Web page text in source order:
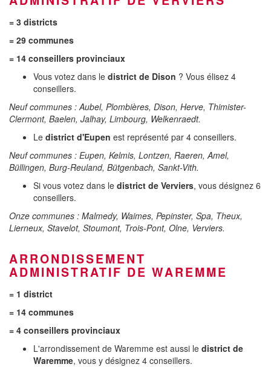
= 3 districts
= 29 communes
= 14 conseillers provinciaux
Vous votez dans le district de Dison ? Vous élisez 4
conseillers.
Neuf communes : Aubel, Plombières, Dison, Herve, Thimister-
Clermont, Baelen, Jalhay, Limbourg, Welkenraedt.
Le district d'Eupen est représenté par 4 conseillers.
Neuf communes : Eupen, Kelmis, Lontzen, Raeren, Amel,
Büllingen, Burg-Reuland, Bütgenbach, Sankt-Vith.
Si vous votez dans le district de Verviers, vous désignez 6
conseillers.
Onze communes : Malmedy, Waimes, Pepinster, Spa, Theux,
Lierneux, Stavelot, Stoumont, Trois-Pont, Olne, Verviers.
ARRONDISSEMENT
ADMINISTRATIF DE WAREMME
= 1 district
= 14 communes
= 4 conseillers provinciaux
L'arrondissement de Waremme est aussi le district de
Waremme, vous y désignez 4 conseillers.